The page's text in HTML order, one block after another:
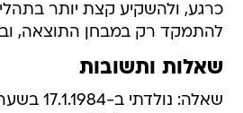
כרגע, ולהשקיע קצת יותר
להתמקד רק במבחן התוצאה,
שאלות ותשובות